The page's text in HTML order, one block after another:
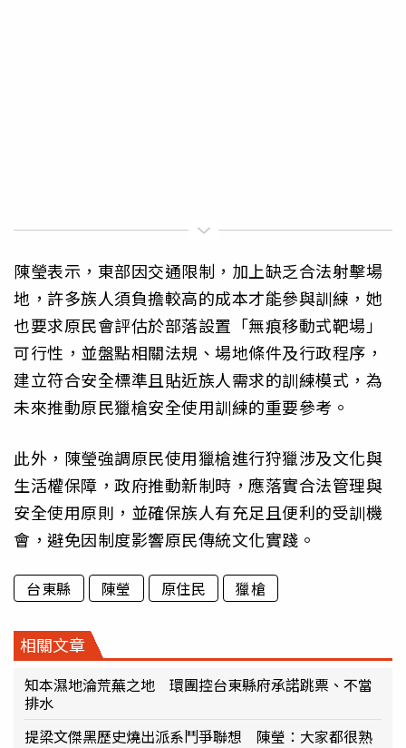
陳瑩表示，東部因交通限制，加上缺乏合法射擊場
地，許多族人須負擔較高的成本才能參與訓練，她
也要求原民會評估於部落設置「無痕移動式靶場」
可行性，並盤點相關法規、場地條件及行政程序，
建立符合安全標準且貼近族人需求的訓練模式，為
未來推動原民獵槍安全使用訓練的重要參考。
此外，陳瑩強調原民使用獵槍進行狩獵涉及文化與
生活權保障，政府推動新制時，應落實合法管理與
安全使用原則，並確保族人有充足且便利的受訓機
會，避免因制度影響原民傳統文化實踐。
台東縣 陳瑩 原住民 獵槍
相關文章
知本濕地淪荒蕪之地 環團控台東縣府承諾跳票、不當
排水
提梁文傑黑歷史燒出派系鬥爭聯想 陳瑩：大家都很熟